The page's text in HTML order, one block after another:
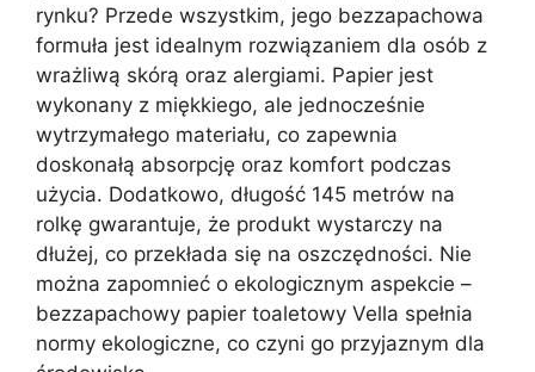
rynku? Przede wszystkim, jego bezzapachowa
formuła jest idealnym rozwiązaniem dla osób z
wrażliwą skórą oraz alergiami. Papier jest
wykonany z miękkiego, ale jednocześnie
wytrzymałego materiału, co zapewnia
doskonałą absorpcję oraz komfort podczas
użycia. Dodatkowo, długość 145 metrów na
rolkę gwarantuje, że produkt wystarczy na
dłużej, co przekłada się na oszczędności. Nie
można zapomnieć o ekologicznym aspekcie –
bezzapachowy papier toaletowy Vella spełnia
normy ekologiczne, co czyni go przyjaznym dla